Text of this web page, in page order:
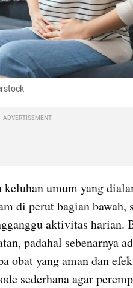
ADVERTISEMENT
keluhan umum yang
di perut bagian bawah,
aktivitas harian.
padahal sebenarnya
obat yang aman dan
sederhana agar